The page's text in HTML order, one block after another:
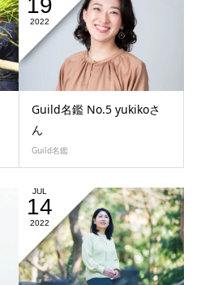
19
2022
Guild名鑑 No.5 yukikoさ
ん
Guild名鑑
JUL
14
2022